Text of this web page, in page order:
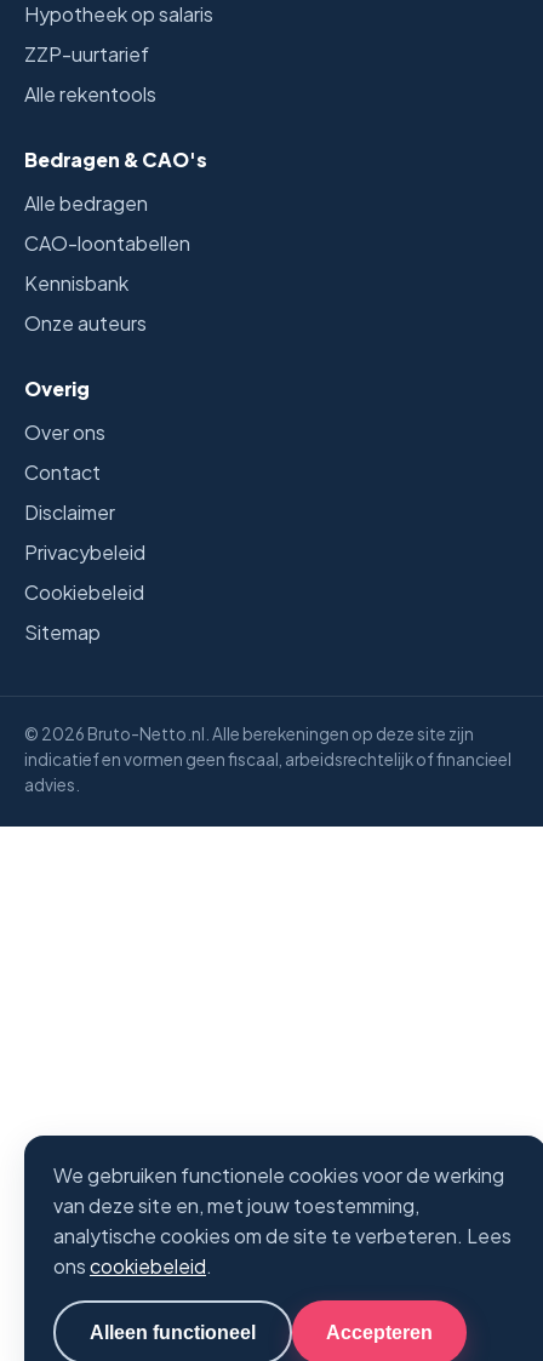
Hypotheek op salaris
ZZP-uurtarief
Alle rekentools
Bedragen & CAO's
Alle bedragen
CAO-loontabellen
Kennisbank
Onze auteurs
Overig
Over ons
Contact
Disclaimer
Privacybeleid
Cookiebeleid
Sitemap
© 2026 Bruto-Netto.nl. Alle berekeningen op deze site zijn
indicatief en vormen geen fiscaal, arbeidsrechtelijk of financieel
advies.
We gebruiken functionele cookies voor de werking
van deze site en, met jouw toestemming,
analytische cookies om de site te verbeteren. Lees
onscookiebeleid.
Alleen functioneel Accepteren